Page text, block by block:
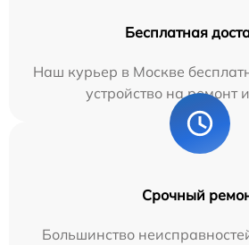
Бесплатная
Наш курьер в Москве
устройство на ремонт
Срочный
Большинство